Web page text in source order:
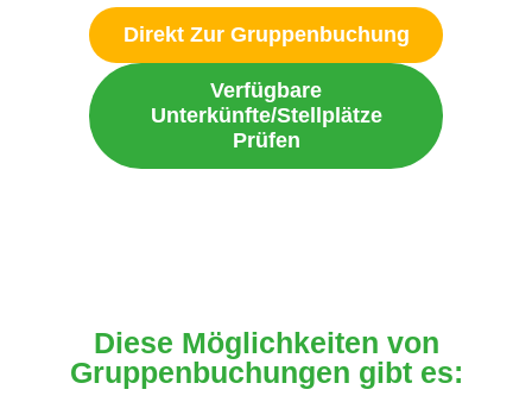
Direkt Zur Gruppenbuchung
Verfügbare
Unterkünfte/Stellplätze
Prüfen
Diese Möglichkeiten von
Gruppenbuchungen gibt es: